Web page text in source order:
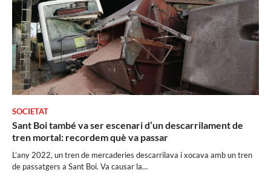
SOCIETAT
Sant Boi també va ser escenari d’un descarrilament de
tren mortal: recordem què va passar
L’any 2022, un tren de mercaderies descarrilava i xocava amb un tren
de passatgers a Sant Boi. Va causar la…